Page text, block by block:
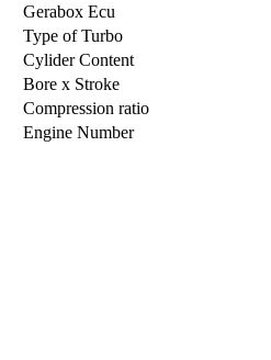
Gerabox Ecu
Type of Turbo
Cylider Content
Bore x Stroke
Compression ratio
Engine Number